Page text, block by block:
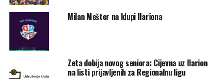
Milan Mešter na klupi Ilariona
Zeta dobija novog seniora: Cijevna uz Ilarion
na listi prijavljenih za Regionalnu ligu